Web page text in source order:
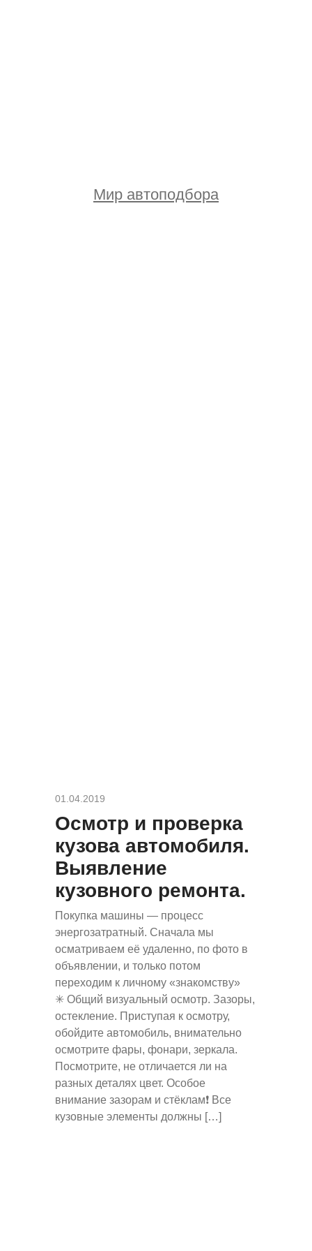
Мир автоподбора
01.04.2019
Осмотр и проверка
кузова автомобиля.
Выявление
кузовного ремонта.
Покупка машины — процесс
энергозатратный. Сначала мы
осматриваем её удаленно, по фото в
объявлении, и только потом
переходим к личному «знакомству»
✳ Общий визуальный осмотр. Зазоры,
остекление. Приступая к осмотру,
обойдите автомобиль, внимательно
осмотрите фары, фонари, зеркала.
Посмотрите, не отличается ли на
разных деталях цвет. Особое
внимание зазорам и стёклам❗ Все
кузовные элементы должны […]